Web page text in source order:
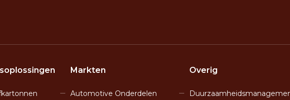
Markten
Automotive Onderdelen
Overig